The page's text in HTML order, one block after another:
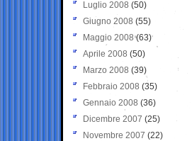
Luglio 2008 (50)
Giugno 2008 (55)
Maggio 2008(63)
Aprile 2008 (50)
Marzo 2008 (39)
Febbraio 2008 (35)
Gennaio 2008 (36)
Dicembre 2007 (25)
Novembre 2007 (22)